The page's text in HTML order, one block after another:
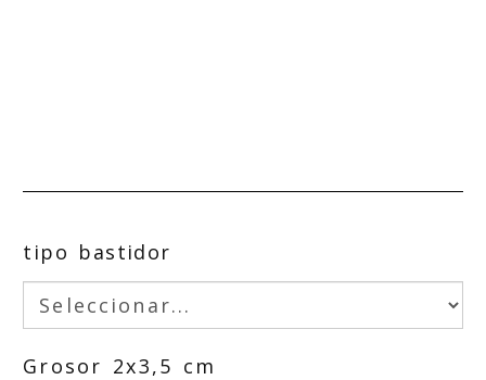
tipo bastidor
Grosor 2x3,5 cm